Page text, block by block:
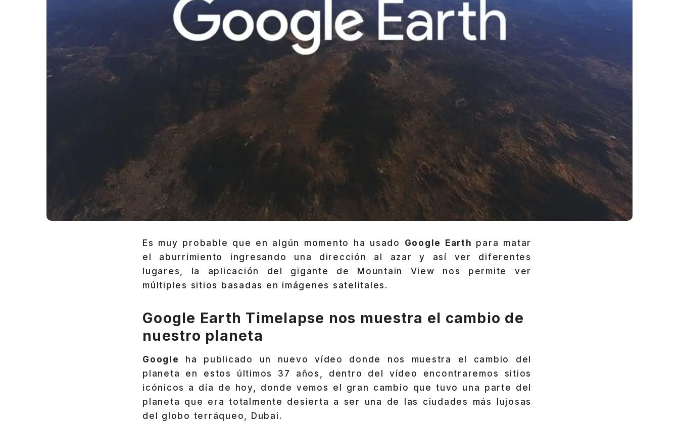
Es muy probable que en algún momento ha usado Google Earth para matar
el aburrimiento ingresando una dirección al azar y así ver diferentes
lugares, la aplicación del gigante de Mountain View nos permite ver
múltiples sitios basadas en imágenes satelitales.
Google Earth Timelapse nos muestra el cambio de
nuestro planeta
Google
ha publicado un nuevo vídeo donde nos muestra el cambio del
planeta en estos últimos 37 años, dentro del vídeo encontraremos sitios
icónicos a día de hoy, donde vemos el gran cambio que tuvo una parte del
planeta que era totalmente desierta a ser una de las ciudades más lujosas
del globo terráqueo, Dubai.